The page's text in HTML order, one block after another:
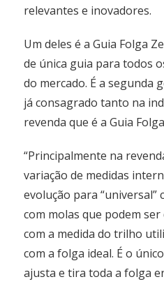
relevantes e inovadores.
Um deles é a Guia Folga
de única guia para todos
do mercado. É a segunda
já consagrado tanto na
revenda que é a Guia
“Principalmente na
variação de medidas
evolução para “universal”
com molas que podem
com a medida do trilho
com a folga ideal. É o
ajusta e tira toda a folga